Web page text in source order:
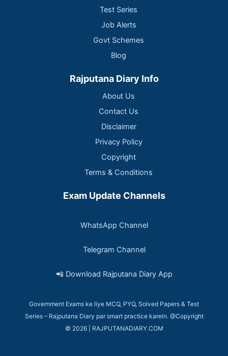
Test Series
Job Alerts
Govt Schemes
Blog
Rajputana Diary Info
About Us
Contact Us
Disclaimer
Privacy Policy
Copyright
Terms & Conditions
Exam Update Channels
WhatsApp Channel
Telegram Channel
📲 Download Rajputana Diary App
Government Exams ke liye MCQ, PYQ, Solved Papers & Test
Series – Rajputana Diary par smart practice karein. @Copyright
© 2026 | RAJPUTANADIARY.COM